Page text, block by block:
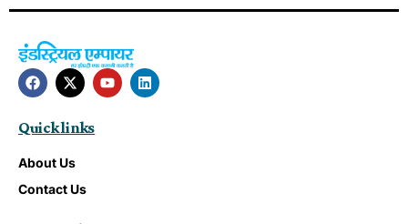
Quick links
About Us
Contact Us